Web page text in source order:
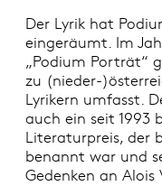
Der Lyrik hat
eingeräumt. Im
„Podium Porträt“
zu (nieder-
Lyrikern umfasst.
auch ein seit 1993
Literaturpreis, der
benannt war und
Gedenken an